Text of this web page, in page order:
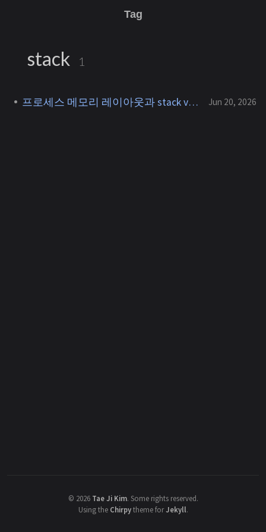
Tag
stack 1
프로세스 메모리 레이아웃과 stack vs heap Jun 20, 2026
© 2026 Tae Ji Kim. Some rights reserved.
Using the Chirpytheme forJekyll.